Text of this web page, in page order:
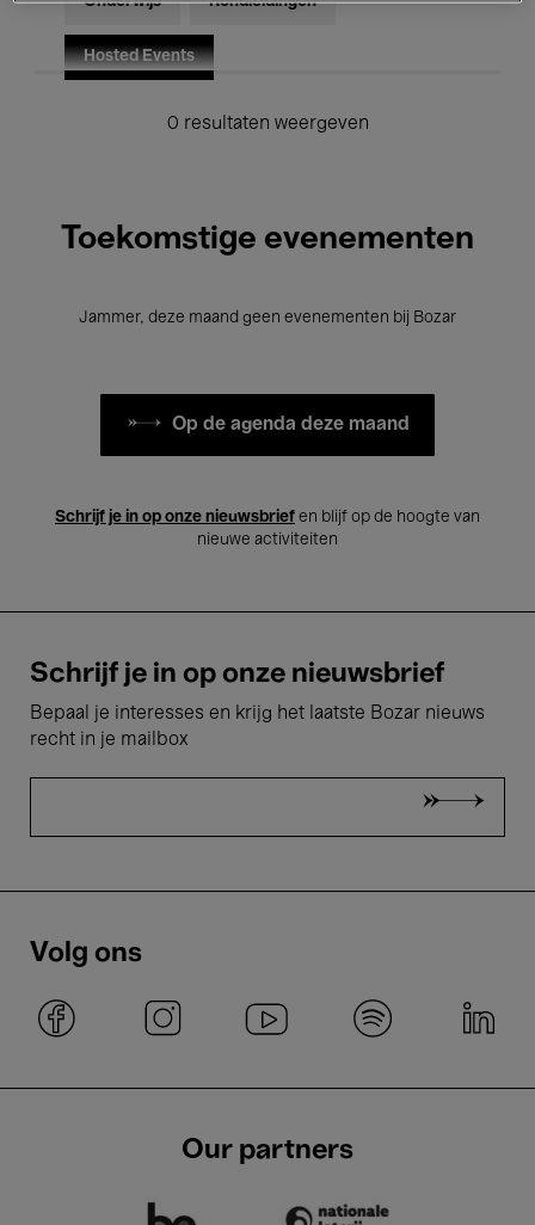
Hosted Events
0 resultaten weergeven
Toekomstige evenementen
Jammer, deze maand geen evenementen bij Bozar
Op de agenda deze maand
Schrijf je in op onze nieuwsbrief en blijf op de hoogte van
nieuwe activiteiten
Schrijf je in op onze nieuwsbrief
Bepaal je interesses en krijg het laatste Bozar nieuws
recht in je mailbox
Volg ons
Our partners